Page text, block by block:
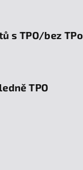
s TPO/bez TPo
TPO